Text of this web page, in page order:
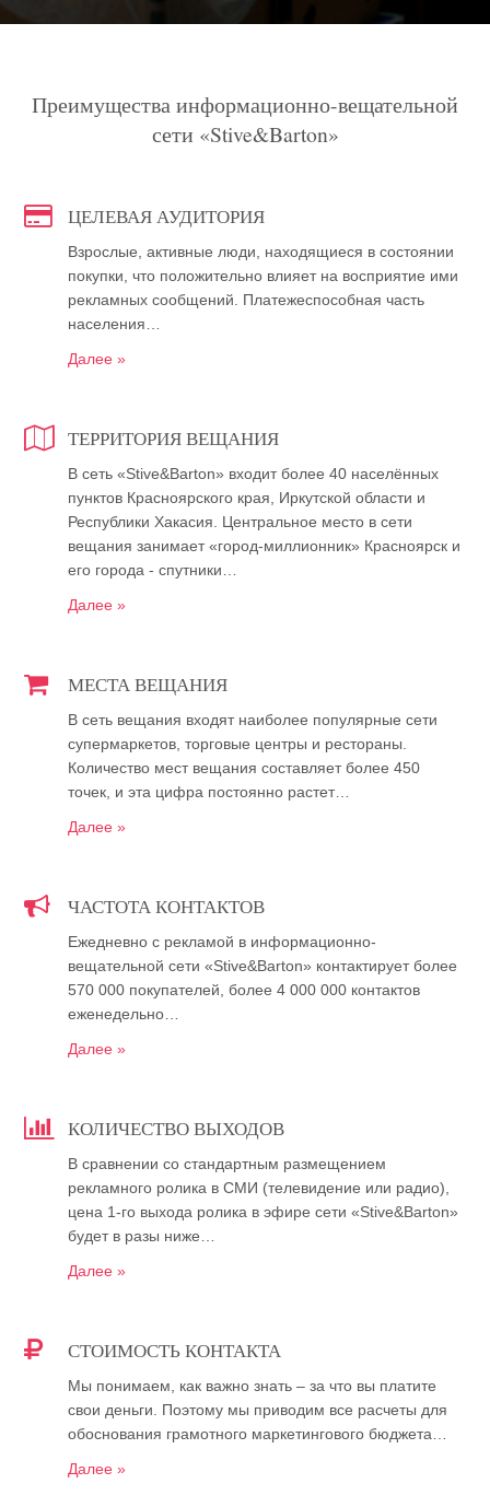
Преимущества информационно-вещательной
сети «Stive&Barton»
ЦЕЛЕВАЯ АУДИТОРИЯ
Взрослые, активные люди, находящиеся в состоянии
покупки, что положительно влияет на восприятие ими
рекламных сообщений. Платежеспособная часть
населения…
Далее »
ТЕРРИТОРИЯ ВЕЩАНИЯ
В сеть «Stive&Barton» входит более 40 населённых
пунктов Красноярского края, Иркутской области и
Республики Хакасия. Центральное место в сети
вещания занимает «город-миллионник» Красноярск и
его города - спутники…
Далее »
МЕСТА ВЕЩАНИЯ
В сеть вещания входят наиболее популярные сети
супермаркетов, торговые центры и рестораны.
Количество мест вещания составляет более 450
точек, и эта цифра постоянно растет…
Далее »
ЧАСТОТА КОНТАКТОВ
Ежедневно с рекламой в информационно-
вещательной сети «Stive&Barton» контактирует более
570 000 покупателей, более 4 000 000 контактов
еженедельно…
Далее »
КОЛИЧЕСТВО ВЫХОДОВ
В сравнении со стандартным размещением
рекламного ролика в СМИ (телевидение или радио),
цена 1-го выхода ролика в эфире сети «Stive&Barton»
будет в разы ниже…
Далее »
СТОИМОСТЬ КОНТАКТА
Мы понимаем, как важно знать – за что вы платите
свои деньги. Поэтому мы приводим все расчеты для
обоснования грамотного маркетингового бюджета…
Далее »